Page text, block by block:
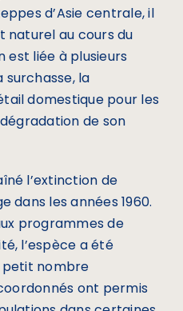
d’Asie centrale, il
naturel au cours du
est liée à plusieurs
la
domestique pour les
de son
l’extinction de
dans les années 1960.
programmes de
l’espèce a été
petit nombre
ont permis